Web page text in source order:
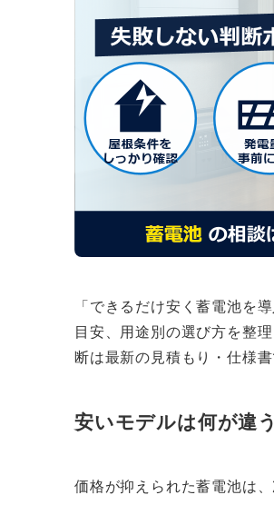
「できるだけ安く蓄電池を
目安、用途別の選び方を整
断は最新の見積もり・仕様書
安いモデルは何が違
価格が抑えられた蓄電池は